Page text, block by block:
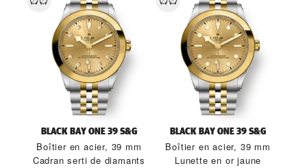
BLACK BAY ONE 39 S&G
Boîtier en acier, 39 mm
Cadran serti de diamants
BLACK BAY ONE 39 S&G
Boîtier en acier, 39 mm
Lunette en or jaune